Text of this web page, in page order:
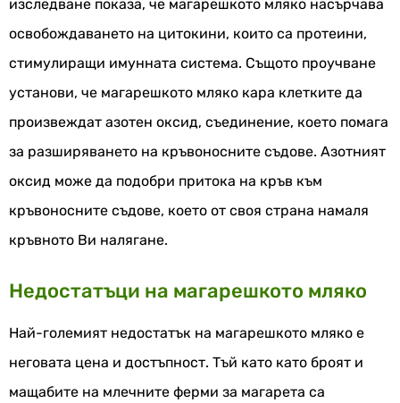
изследване показа, че магарешкото мляко насърчава
освобождаването на цитокини, които са протеини,
стимулиращи имунната система. Същото проучване
установи, че магарешкото мляко кара клетките да
произвеждат азотен оксид, съединение, което помага
за разширяването на кръвоносните съдове. Азотният
оксид може да подобри притока на кръв към
кръвоносните съдове, което от своя страна намаля
кръвното Ви налягане.
Недостатъци на магарешкото мляко
Най-големият недостатък на магарешкото мляко е
неговата цена и достъпност. Тъй като като броят и
мащабите на млечните ферми за магарета са